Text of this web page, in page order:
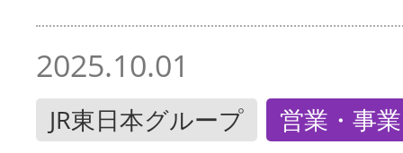
2025.10.01
JR東日本グループ 営業・事